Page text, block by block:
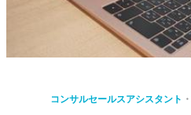
コンサルセールスアシスタント